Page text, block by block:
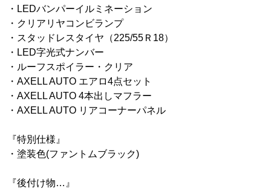
・LEDバンパーイルミネーション
・クリアリヤコンビランプ
・スタッドレスタイヤ（225/55Ｒ18）
・LED字光式ナンバー
・ルーフスポイラー・クリア
・AXELL AUTO エアロ4点セット
・AXELL AUTO 4本出しマフラー
・AXELL AUTO リアコーナーパネル
『特別仕様』
・塗装色(ファントムブラック)
『後付け物…』